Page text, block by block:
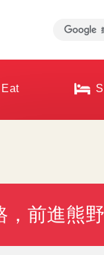
Eat
前進熊